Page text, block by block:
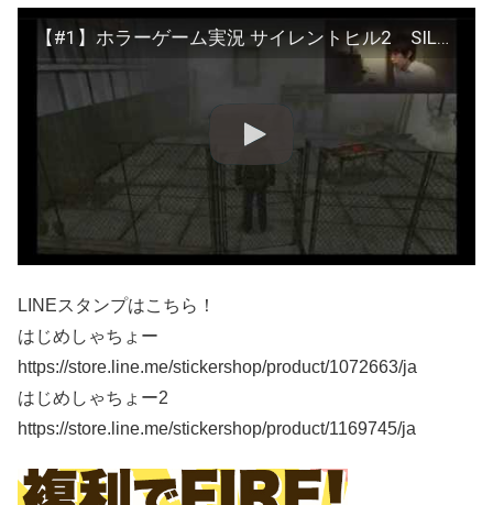
【#1】ホラーゲーム実況 サイレントヒル2 SILENT HILL 2
LINEスタンプはこちら！
はじめしゃちょー
https://store.line.me/stickershop/product/1072663/ja
はじめしゃちょー2
https://store.line.me/stickershop/product/1169745/ja